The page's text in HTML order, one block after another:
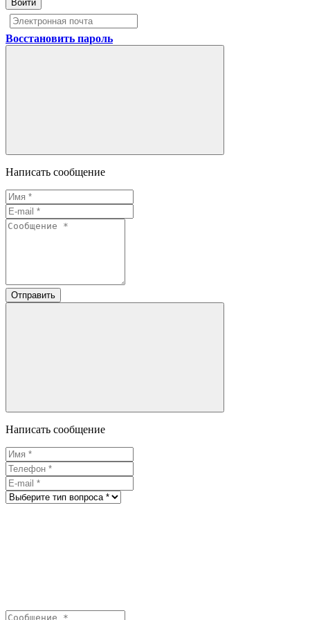
Войти
Восстановить пароль
Написать сообщение
Отправить
Написать сообщение